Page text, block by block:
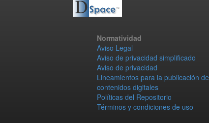
Normatividad
Aviso Legal
Aviso de privacidad simplificado
Aviso de privacidad
Lineamientos para la publicación de
contenidos digitales
Políticas del Repositorio
Términos y condiciones de uso